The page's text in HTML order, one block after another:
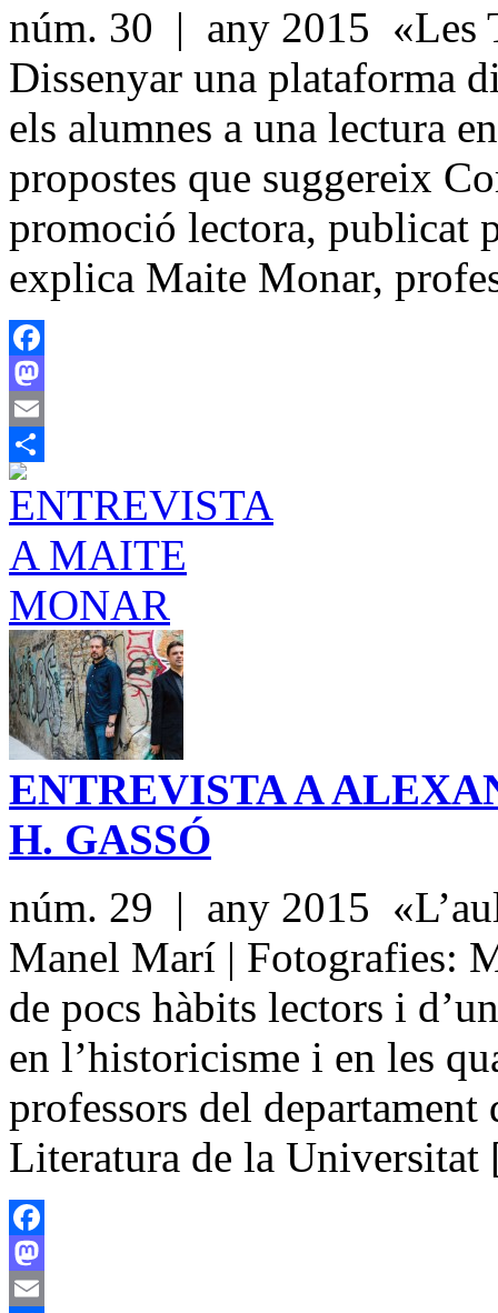
núm. 30 | any 2015 «Les
Dissenyar una plataforma
els alumnes a una lectura
propostes que suggereix
promoció lectora, publicat
explica Maite Monar,
Facebook
Mastodon
Email
Share
ENTREVISTA A
H. GASSÓ
núm. 29 | any 2015
Manel Marí | Fotografies:
de pocs hàbits lectors i
en l’historicisme i en les
professors del
Literatura de la
Facebook
Mastodon